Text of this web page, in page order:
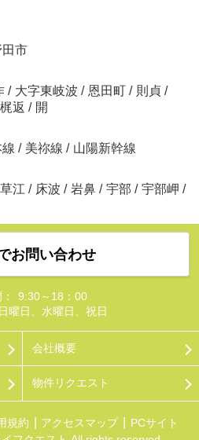
田市
/ 大字東岐波 / 恩田町 / 則貞 /
返 / 開
/ 美祢線 / 山陽新幹線
草江 / 床波 / 岩鼻 / 宇部 / 宇部岬 /
お問い合わせ
9:30～18：00
曜日、水曜日、祝日
会社概要
物件リクエスト
規約 アクセスマップ
PCサイト